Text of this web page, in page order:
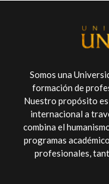
Somos una
formación de
Nuestro propósito
internacional a
combina el
programas
profesionales,